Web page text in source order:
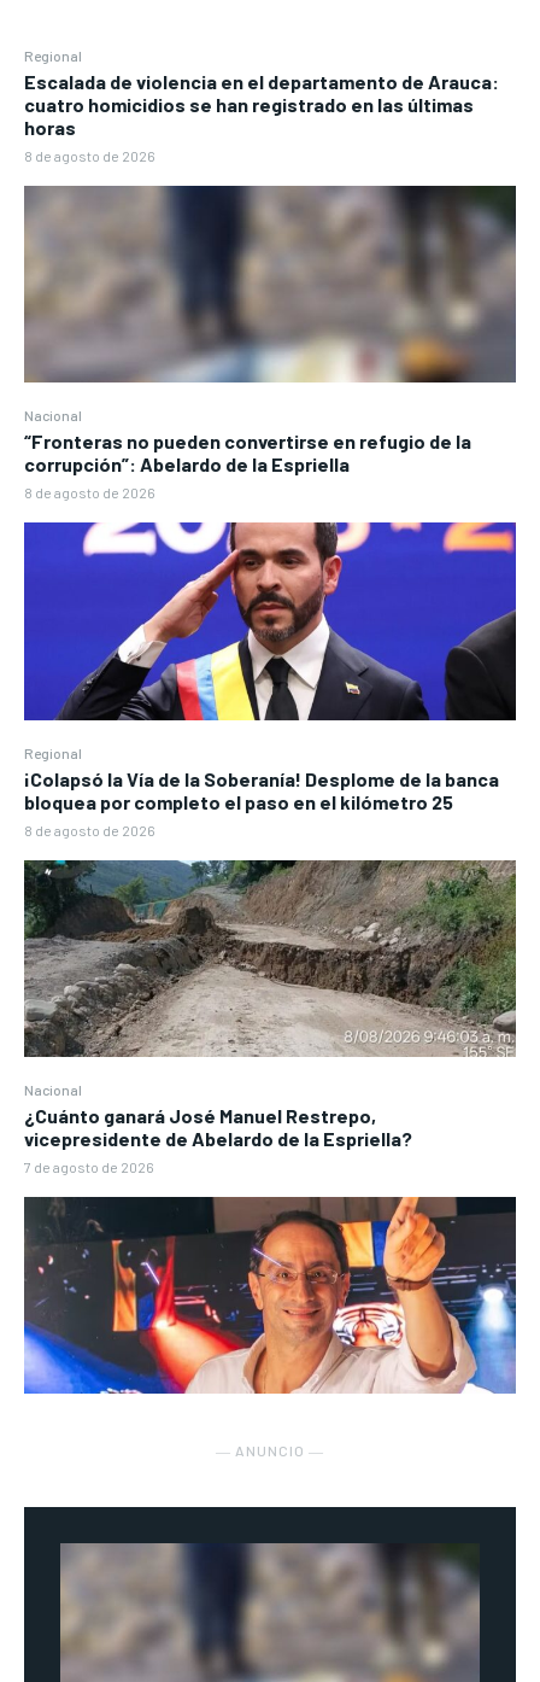
Regional
Escalada de violencia en el departamento de Arauca:
cuatro homicidios se han registrado en las últimas
horas
8 de agosto de 2026
Nacional
“Fronteras no pueden convertirse en refugio de la
corrupción”: Abelardo de la Espriella
8 de agosto de 2026
Regional
¡Colapsó la Vía de la Soberanía! Desplome de la banca
bloquea por completo el paso en el kilómetro 25
8 de agosto de 2026
Nacional
¿Cuánto ganará José Manuel Restrepo,
vicepresidente de Abelardo de la Espriella?
7 de agosto de 2026
― ANUNCIO ―